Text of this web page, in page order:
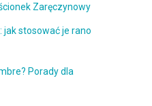
Zaręczynowy
jak stosować je rano
Porady dla